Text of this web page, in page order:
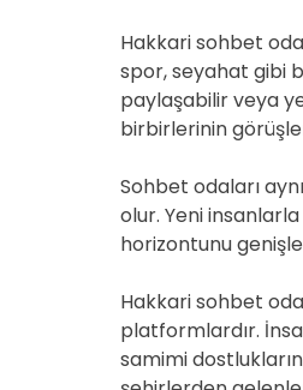
Hakkari sohbet
spor, seyahat gibi
paylaşabilir veya
birbirlerinin
Sohbet odaları
olur. Yeni
horizontunu
Hakkari sohbet
platformlardır.
samimi